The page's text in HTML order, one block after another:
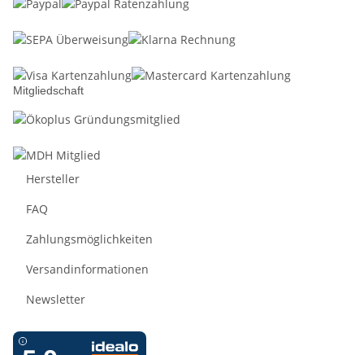
Mitgliedschaft
Hersteller
FAQ
Zahlungsmöglichkeiten
Versandinformationen
Newsletter